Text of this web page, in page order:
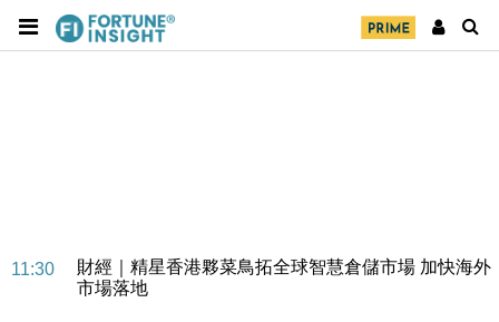
11:30
財經｜精星香港夥菜鳥拓全球智慧倉儲市場 加快海外
市場落地